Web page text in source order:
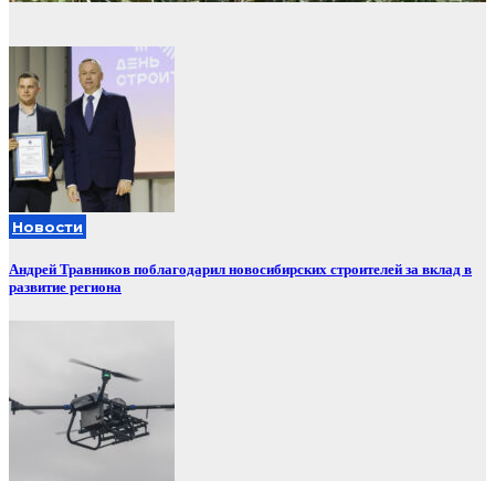
Новости
Андрей Травников поблагодарил новосибирских строителей за вклад в
развитие региона